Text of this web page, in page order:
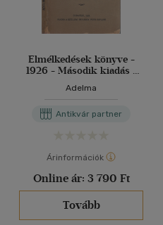
Elmélkedések könyve -
1926 - Második kiadás -
Adelma
Antikvár partner
Árinformációk
Online ár: 3 790 Ft
Tovább